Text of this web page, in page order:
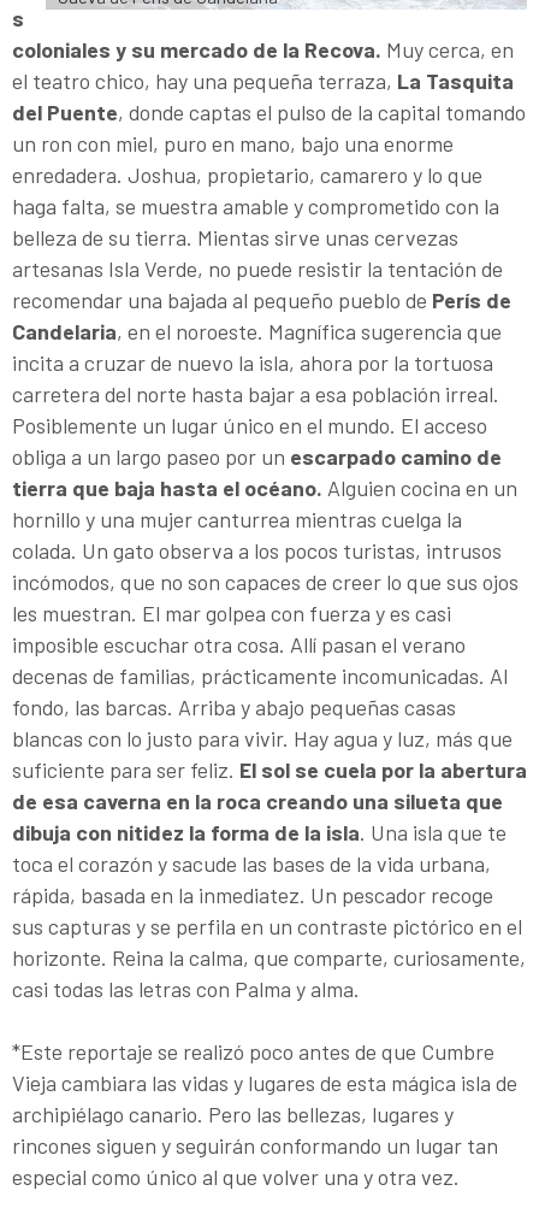
s
coloniales y su mercado de la Recova. Muy cerca, en
el teatro chico, hay una pequeña terraza, La Tasquita
del Puente, donde captas el pulso de la capital tomando
un ron con miel, puro en mano, bajo una enorme
enredadera. Joshua, propietario, camarero y lo que
haga falta, se muestra amable y comprometido con la
belleza de su tierra. Mientas sirve unas cervezas
artesanas Isla Verde, no puede resistir la tentación de
recomendar una bajada al pequeño pueblo de Perís de
Candelaria, en el noroeste. Magnífica sugerencia que
incita a cruzar de nuevo la isla, ahora por la tortuosa
carretera del norte hasta bajar a esa población irreal.
Posiblemente un lugar único en el mundo. El acceso
obliga a un largo paseo por un escarpado camino de
tierra que baja hasta el océano. Alguien cocina en un
hornillo y una mujer canturrea mientras cuelga la
colada. Un gato observa a los pocos turistas, intrusos
incómodos, que no son capaces de creer lo que sus ojos
les muestran. El mar golpea con fuerza y es casi
imposible escuchar otra cosa. Allí pasan el verano
decenas de familias, prácticamente incomunicadas. Al
fondo, las barcas. Arriba y abajo pequeñas casas
blancas con lo justo para vivir. Hay agua y luz, más que
suficiente para ser feliz. El sol se cuela por la abertura
de esa caverna en la roca creando una silueta que
dibuja con nitidez la forma de la isla. Una isla que te
toca el corazón y sacude las bases de la vida urbana,
rápida, basada en la inmediatez. Un pescador recoge
sus capturas y se perfila en un contraste pictórico en el
horizonte. Reina la calma, que comparte, curiosamente,
casi todas las letras con Palma y alma.
*Este reportaje se realizó poco antes de que Cumbre
Vieja cambiara las vidas y lugares de esta mágica isla de
archipiélago canario. Pero las bellezas, lugares y
rincones siguen y seguirán conformando un lugar tan
especial como único al que volver una y otra vez.